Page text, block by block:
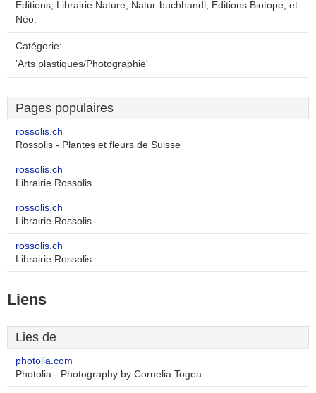
Editions, Librairie Nature, Natur-buchhandl, Editions Biotope, et
Néo.
Catégorie:
'Arts plastiques/Photographie'
Pages populaires
rossolis.ch
Rossolis - Plantes et fleurs de Suisse
rossolis.ch
Librairie Rossolis
rossolis.ch
Librairie Rossolis
rossolis.ch
Librairie Rossolis
Liens
Lies de
photolia.com
Photolia - Photography by Cornelia Togea